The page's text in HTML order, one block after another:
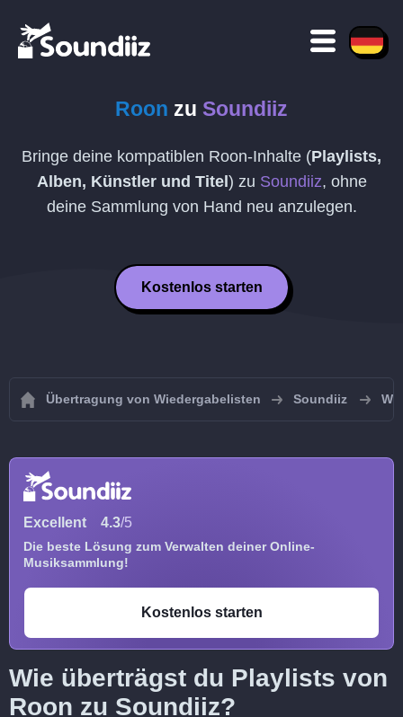
Roon zu Soundiiz
Bringe deine kompatiblen Roon-Inhalte (Playlists,
Alben, Künstler und Titel ) zu Soundiiz, ohne
deine Sammlung von Hand neu anzulegen.
Kostenlos starten
Übertragung von Wiedergabelisten Soundiiz
Excellent 4.3/5
Die beste Lösung zum Verwalten deiner Online-
Musiksammlung!
Kostenlos starten
Wie überträgst du Playlists von
Roon zu Soundiiz?